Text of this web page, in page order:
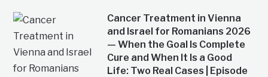
Cancer Treatment in Vienna
and Israel for Romanians 2026
— When the Goal Is Complete
Cure and When It Is a Good
Life: Two Real Cases | Episode